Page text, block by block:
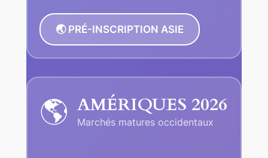
🌏 PRÉ-INSCRIPTION ASIE
🌎 AMÉRIQUES 2026
Marchés matures occidentaux